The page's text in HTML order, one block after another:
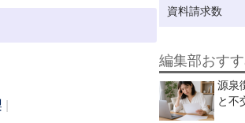
資料請求数
編集部おす
源泉
と不